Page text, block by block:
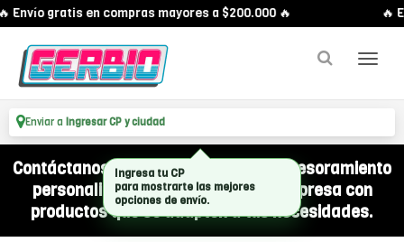
Envío gratis en compras mayores a $200.000 🔥 🔥
Enviar a Ingresar CP y ciudad
Contáctanos por WhatsApp y recibí asesoramiento
personalizado para equipar a tu empresa con
productos que se adapten a tus necesidades.